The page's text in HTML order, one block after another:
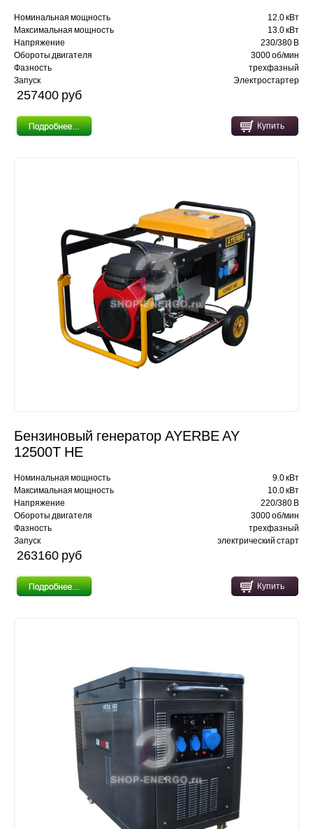
Номинальная мощность
12.0 кВт
Максимальная мощность
13.0 кВт
Напряжение
230/380 В
Обороты двигателя
3000 об/мин
Фазность
трехфазный
Запуск
Электростартер
257400 pуб
Купить
Бензиновый генератор AYERBE AY
12500T HE
Номинальная мощность
9.0 кВт
Максимальная мощность
10.0 кВт
Напряжение
220/380 В
Обороты двигателя
3000 об/мин
Фазность
трехфазный
Запуск
электрический старт
263160 pуб
Купить